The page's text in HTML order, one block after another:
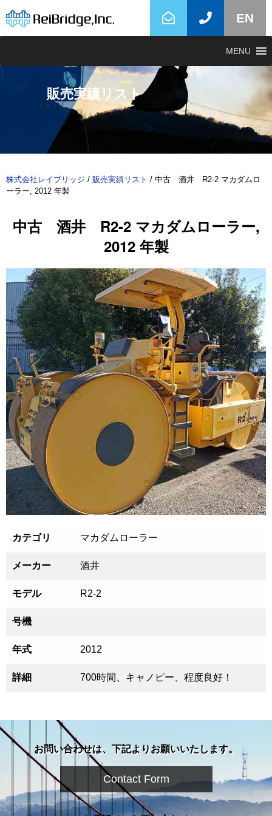
EN
MENU
販売実績リスト
株式会社レイブリッジ / 販売実績リスト / 中古 酒井 R2-2 マカダムロ
ーラー, 2012 年製
中古 酒井 R2-2 マカダムローラー,
2012 年製
カテゴリ マカダムローラー
メーカー 酒井
モデル R2-2
号機
年式 2012
詳細 700時間、キャノピー、程度良好！
お問い合わせは、下記よりお願いいたします。
Contact Form